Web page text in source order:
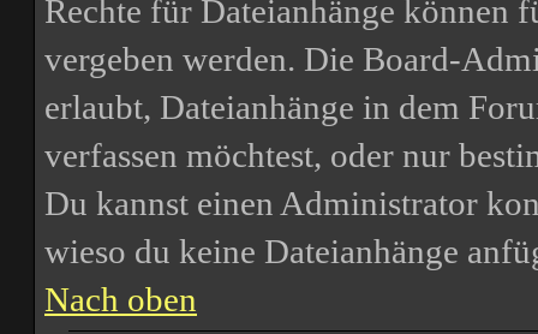
Rechte für Dateianhänge können
vergeben werden. Die Board-
erlaubt, Dateianhänge in dem
verfassen möchtest, oder nur
Du kannst einen Administrator
wieso du keine Dateianhänge
Nach oben